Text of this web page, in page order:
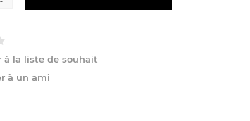
à la liste de souhait
à un ami